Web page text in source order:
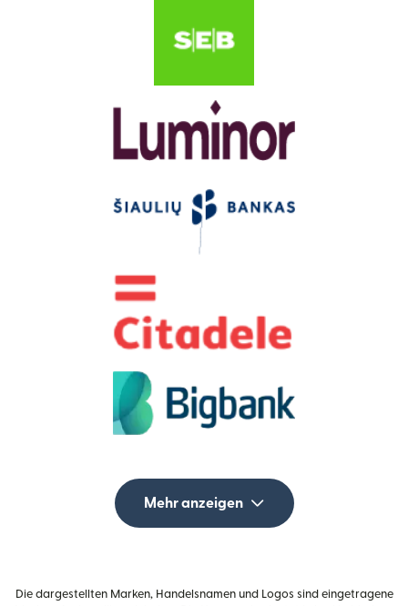
Mehr anzeigen
Die dargestellten Marken, Handelsnamen und Logos sind eingetragene